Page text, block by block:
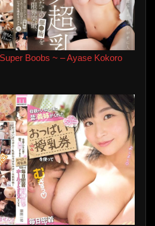
Boobs ~ – Ayase Kokoro